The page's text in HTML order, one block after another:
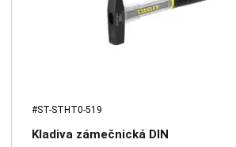
#ST-STHT0-519
Kladiva zámečnická DIN